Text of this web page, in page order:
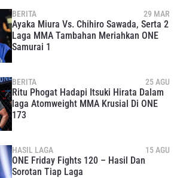
BERITA 29 MAR
Ayaka Miura Vs. Chihiro Sawada, Serta 2
Laga MMA Tambahan Meriahkan ONE
Samurai 1
BERITA 25 AGU
Ritu Phogat Hadapi Itsuki Hirata Dalam
laga Atomweight MMA Krusial Di ONE
173
HASIL LAGA 15 AGU
ONE Friday Fights 120 – Hasil Dan
Sorotan Tiap Laga